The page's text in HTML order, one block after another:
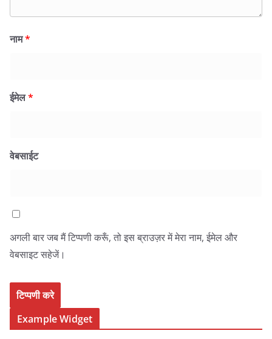
नाम*
ईमेल*
वेबसाईट
अगली बार जब मैं टिप्पणी करूँ, तो इस ब्राउज़र में मेरा नाम, ईमेल और
वेबसाइट सहेजें।
Example Widget